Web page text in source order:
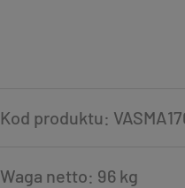
Kod produktu:
Waga netto: 96 kg